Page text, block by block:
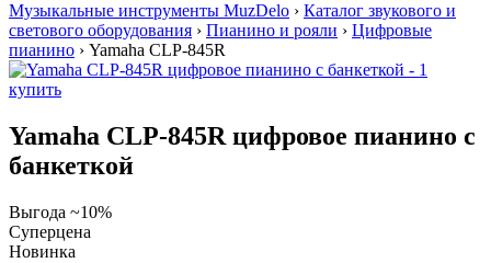
Музыкальные инструменты MuzDelo › Каталог звукового и
светового оборудования › Пианино и рояли › Цифровые
пианино › Yamaha CLP-845R
Yamaha CLP-845R цифровое пианино с
банкеткой
Выгода ~10%
Суперцена
Новинка